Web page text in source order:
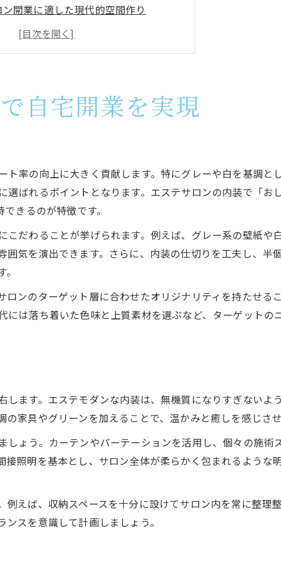
開業に適した現代的空間作り
内装で重視したいエステの魅力
内装画像から学ぶ最新トレンド
空間作りの最新デザイン術
ン内装で叶うおしゃれな空間づくり
テサロン内装デザインの秘訣
画像を活用したデザインアイデア
に導く仕切りと配色の工夫
内装で仕切りを活かす工夫
な配色で統一感ある空間に
仕切りデザイン実例と注意点
落ち着くエステ空間を演出
切りが導く快適エステ体験
テ空間にグレーを取り入れる方法
作る洗練されたエステ空間術
リアが与えるエステの高級感
役立つサロン設計とは
設計で信頼関係を築く方法
防ぐエステモダン空間の秘訣
自宅開業を実現
率の向上に大きく貢献します。特にグレーや白を基調と
ばれるポイントとなります。エステサロンの内装で「お
きるのが特徴です。
だわることが挙げられます。例えば、グレー系の壁紙や
気を演出できます。さらに、内装の仕切りを工夫し、半
ンのターゲット層に合わせたオリジナリティを持たせる
は落ち着いた色味と上質素材を選ぶなど、ターゲットの
ます。エステモダンな内装は、無機質になりすぎないよ
家具やグリーンを加えることで、温かみと癒しを感じさせ
ょう。カーテンやパーテーションを活用し、個々の施術
照明を基本とし、サロン全体が柔らかく包まれるような
えば、収納スペースを十分に設けてサロン内を常に整理
スを意識して計画しましょう。